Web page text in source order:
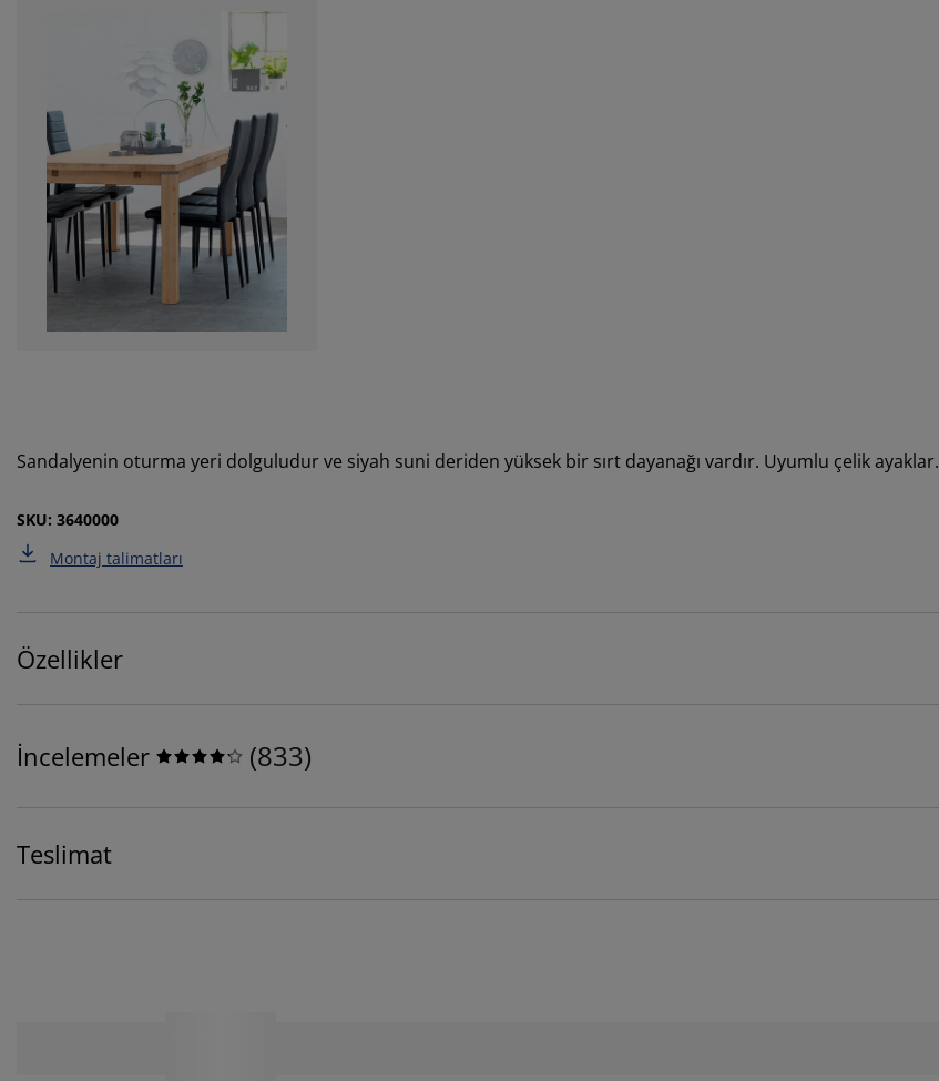
Sandalyenin oturma yeri dolguludur ve siyah suni deriden yüksek bir sırt dayanağı vardır. Uyumlu çelik ayaklar.
SKU: 3640000
Montaj talimatları
Özellikler
İncelemeler (833)
Teslimat